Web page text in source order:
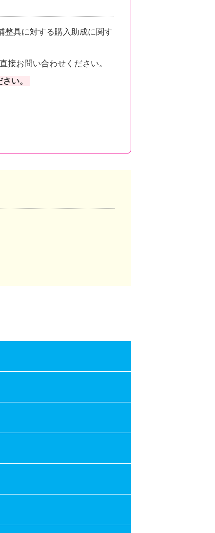
整具に対する購入助成に関す
接お問い合わせください。
い。